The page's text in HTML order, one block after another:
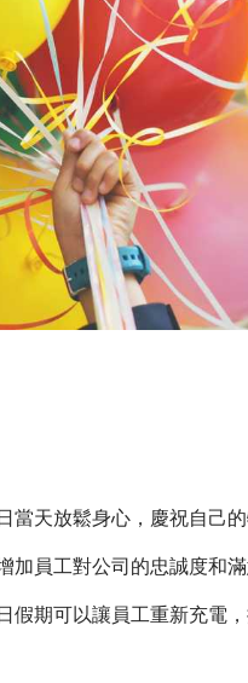
當天放鬆身心，慶祝自己
加員工對公司的忠誠度和
假期可以讓員工重新充電